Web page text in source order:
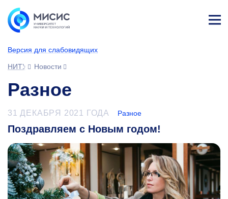
Версия для слабовидящих
НИТУ МИСИС
Новости
Разное
31 ДЕКАБРЯ 2021 ГОДА Разное
Поздравляем с Новым годом!